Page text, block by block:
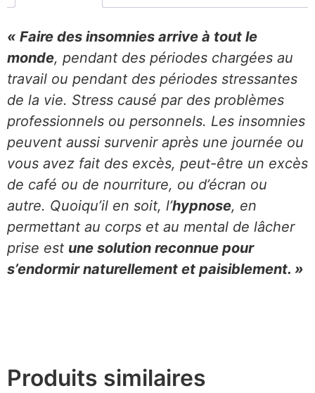
« Faire des insomnies arrive à tout le
monde, pendant des périodes chargées au
travail ou pendant des périodes stressantes
de la vie. Stress causé par des problèmes
professionnels ou personnels. Les insomnies
peuvent aussi survenir après une journée ou
vous avez fait des excès, peut-être un excès
de café ou de nourriture, ou d’écran ou
autre. Quoiqu’il en soit, l’hypnose, en
permettant au corps et au mental de lâcher
prise est une solution reconnue pour
s’endormir naturellement et paisiblement. »
Produits similaires